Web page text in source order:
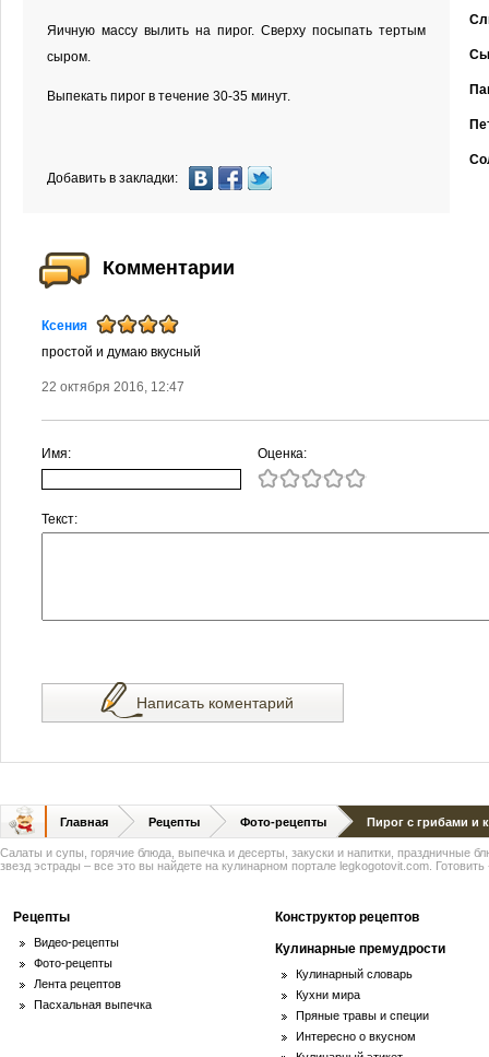
Яичную массу вылить на пирог. Сверху посыпать тертым
сыром.
Выпекать пирог в течение 30-35 минут.
Добавить в закладки:
Комментарии
Ксения
простой и думаю вкусный
22 октября 2016, 12:47
Имя: Оценка:
Текст:
Написать коментарий
Главная Рецепты Фото-рецепты Пирог с грибами и
Салаты и супы, горячие блюда, выпечка и десерты, закуски и напитки, праздничные
звезд эстрады – все это вы найдете на кулинарном портале legkogotovit.com. Готовить
Рецепты
Видео-рецепты
Фото-рецепты
Лента рецептов
Пасхальная выпечка
Конструктор рецептов
Кулинарные премудрости
Кулинарный словарь
Кухни мира
Пряные травы и специи
Интересно о вкусном